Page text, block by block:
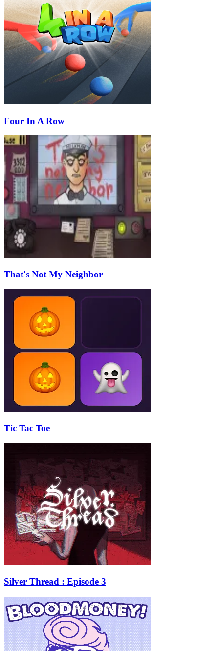
Four In A Row
That's Not My Neighbor
Tic Tac Toe
Silver Thread : Episode 3